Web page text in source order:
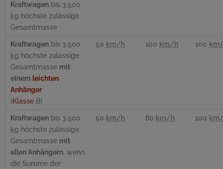
Kraftwagen bis 3.500
kg höchste zulässige
Gesamtmasse
Kraftwagen bis 3.500
kg höchste zulässige
Gesamtmasse mit
einem leichten
Anhänger
(Klasse B)
50 km/h 100 km/h 100
Kraftwagen bis 3.500
kg höchste zulässige
Gesamtmasse mit
allen Anhängern, wenn
die Summe der
50 km/h 80 km/h 100